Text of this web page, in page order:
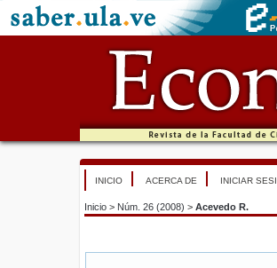
INICIO ACERCA DE INICIAR
Inicio > Núm. 26 (2008) > Acevedo R.